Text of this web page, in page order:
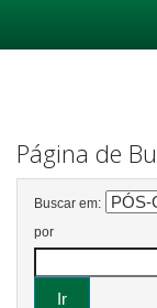
Página de
Buscar em:
por